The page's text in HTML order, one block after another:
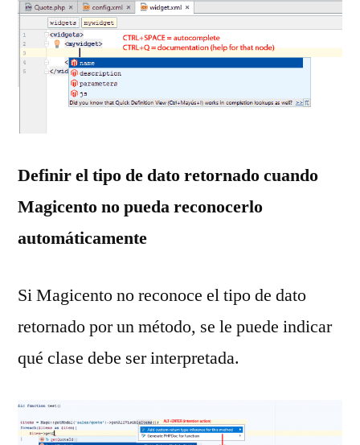
Definir el tipo de dato retornado cuando
Magicento no pueda reconocerlo
automáticamente
Si Magicento no reconoce el tipo de dato
retornado por un método, se le puede indicar
qué clase debe ser interpretada.